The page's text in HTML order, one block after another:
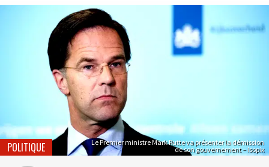
Le Premier ministre Mark Rutte va présenter la démission
de son gouvernement – Isopix
POLITIQUE